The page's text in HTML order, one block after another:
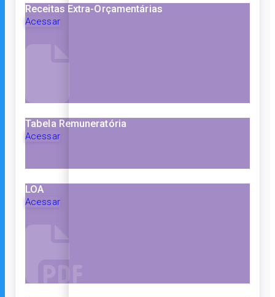
Receitas Extra-Orçamentárias
Acessar
Tabela Remuneratória
Acessar
LOA
Acessar